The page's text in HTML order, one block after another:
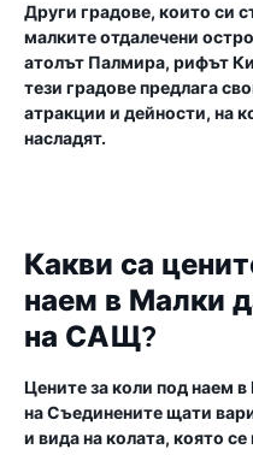
Други градове, които си
малките отдалечени
атолът Палмира, рифът
тези градове предлага
атракции и дейности, на
насладят.
Какви са
наем в Малки
на САЩ?
Цените за коли под наем
на Съединените щати
и вида на колата, която